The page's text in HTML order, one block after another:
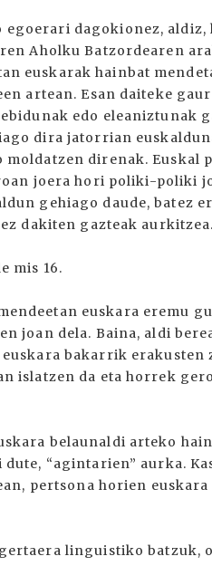
egoerari dagokionez,
Aholku Batzordearen
euskarak hainbat
artean. Esan daiteke
edo eleaniztunak
dira jatorrian
moldatzen direnak. Euskal
joera hori poliki-poliki
gehiago daude, batez
dakiten gazteak aurkitzea.
mis 16.
euskara eremu
joan dela. Baina, aldi
bakarrik erakusten
islatzen da eta horrek
belaunaldi arteko
“agintarien” aurka.
pertsona horien
linguistiko batzuk,